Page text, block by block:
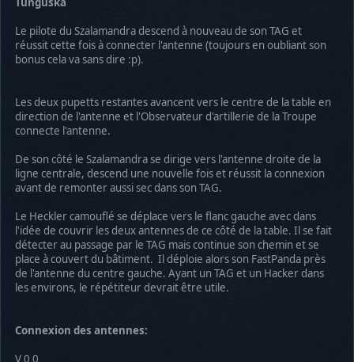
Le pilote du Szalamandra descend à nouveau de son TAG et
réussit cette fois à connecter l'antenne (toujours en oubliant son
bonus cela va sans dire :p).
Les deux pupetts restantes avancent vers le centre de la table en
direction de l'antenne et l'Observateur d'artillerie de la Troupe
connecte l'antenne.
De son côté le Szalamandra se dirige vers l'antenne droite de la
ligne centrale, descend une nouvelle fois et réussit la connexion
avant de remonter aussi sec dans son TAG.
Le Heckler camouflé se déplace vers le flanc gauche avec dans
l'idée de couvrir les deux antennes de ce côté de la table. Il se fait
détecter au passage par le TAG mais continue son chemin et se
place à couvert du bâtiment. Il déploie alors son FastPanda près
de l'antenne du centre gauche. Ayant un TAG et un Hacker dans
les environs, le répétiteur devrait être utile.
Connexion des antennes:
V 0 0